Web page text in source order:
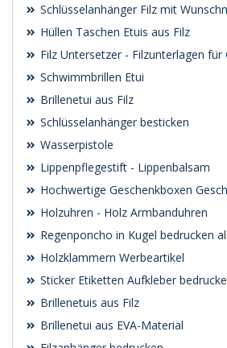
Schlüsselanhänger Filz mit
Hüllen Taschen Etuis aus Filz
Filz Untersetzer - Filzunterlagen für
Schwimmbrillen Etui
Brillenetui aus Filz
Schlüsselanhänger besticken
Wasserpistole
Lippenpflegestift - Lippenbalsam
Hochwertige Geschenkboxen
Holzuhren - Holz Armbanduhren
Regenponcho in Kugel bedrucken
Holzklammern Werbeartikel
Sticker Etiketten Aufkleber
Brillenetuis aus Filz
Brillenetui aus EVA-Material